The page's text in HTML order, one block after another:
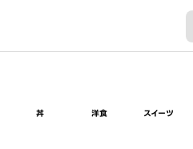
丼 洋食 スイーツ